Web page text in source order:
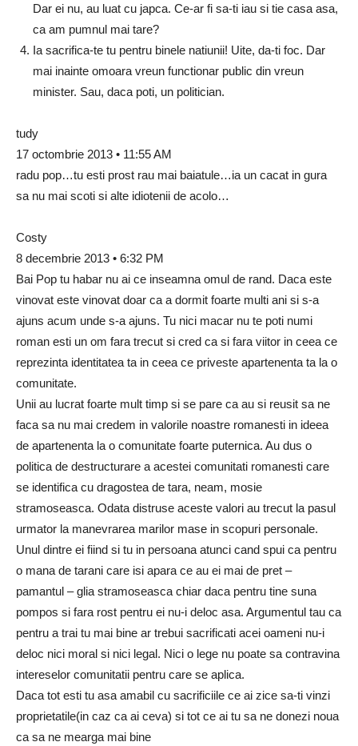
Dar ei nu, au luat cu japca. Ce-ar fi sa-ti iau si tie casa asa,
ca am pumnul mai tare?
Ia sacrifica-te tu pentru binele natiunii! Uite, da-ti foc. Dar
mai inainte omoara vreun functionar public din vreun
minister. Sau, daca poti, un politician.
tudy
17 octombrie 2013 • 11:55 AM
radu pop…tu esti prost rau mai baiatule…ia un cacat in gura
sa nu mai scoti si alte idiotenii de acolo…
Costy
8 decembrie 2013 • 6:32 PM
Bai Pop tu habar nu ai ce inseamna omul de rand. Daca este
vinovat este vinovat doar ca a dormit foarte multi ani si s-a
ajuns acum unde s-a ajuns. Tu nici macar nu te poti numi
roman esti un om fara trecut si cred ca si fara viitor in ceea ce
reprezinta identitatea ta in ceea ce priveste apartenenta ta la o
comunitate.
Unii au lucrat foarte mult timp si se pare ca au si reusit sa ne
faca sa nu mai credem in valorile noastre romanesti in ideea
de apartenenta la o comunitate foarte puternica. Au dus o
politica de destructurare a acestei comunitati romanesti care
se identifica cu dragostea de tara, neam, mosie
stramoseasca. Odata distruse aceste valori au trecut la pasul
urmator la manevrarea marilor mase in scopuri personale.
Unul dintre ei fiind si tu in persoana atunci cand spui ca pentru
o mana de tarani care isi apara ce au ei mai de pret –
pamantul – glia stramoseasca chiar daca pentru tine suna
pompos si fara rost pentru ei nu-i deloc asa. Argumentul tau ca
pentru a trai tu mai bine ar trebui sacrificati acei oameni nu-i
deloc nici moral si nici legal. Nici o lege nu poate sa contravina
intereselor comunitatii pentru care se aplica.
Daca tot esti tu asa amabil cu sacrificiile ce ai zice sa-ti vinzi
proprietatile(in caz ca ai ceva) si tot ce ai tu sa ne donezi noua
ca sa ne mearga mai bine